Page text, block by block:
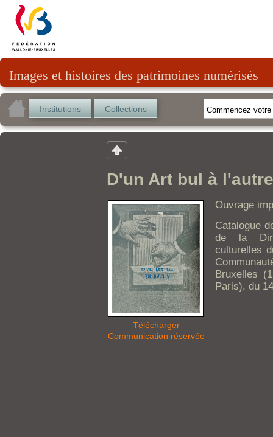
Images et histoires des patrimoines numérisés
Institutions Collections
D'un Art bul à l'autre
Télécharger
Communication réservée
Ouvrage
Catalogue
de la
culturelles
Bruxelles
Paris), du